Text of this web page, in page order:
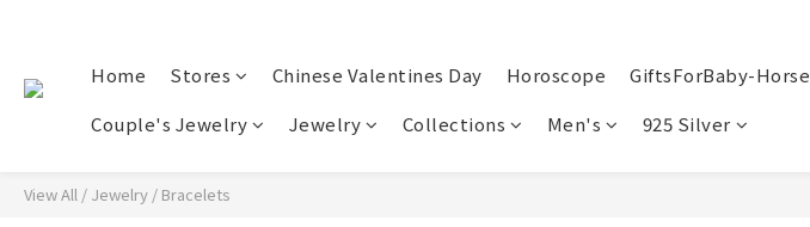
Home Stores Chinese Valentines Day Horoscope GiftsForBaby-Horse
Couple's Jewelry
Jewelry Collections Men's 925 Silver
View All / Jewelry / Bracelets